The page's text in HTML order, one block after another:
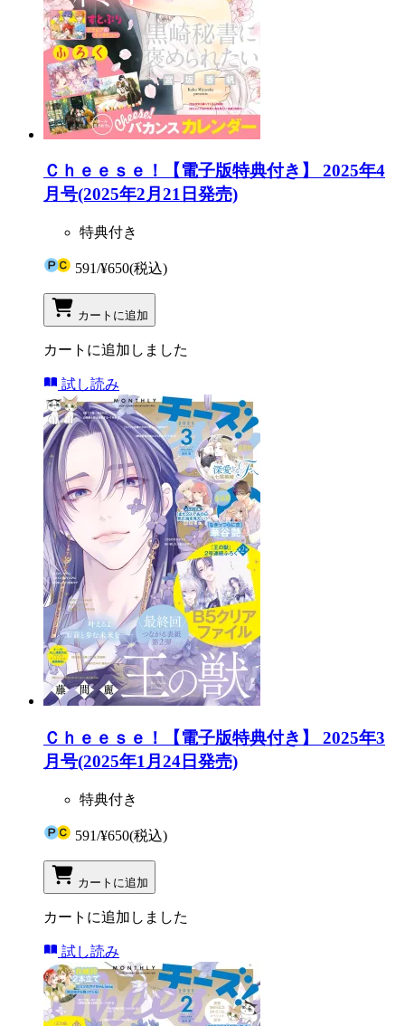
Ｃｈｅｅｓｅ！【電子版特典付き】 2025年4
月号(2025年2月21日発売)
特典付き
591/¥650(税込)
カートに追加
カートに追加しました
試し読み
Ｃｈｅｅｓｅ！【電子版特典付き】 2025年3
月号(2025年1月24日発売)
特典付き
591/¥650(税込)
カートに追加
カートに追加しました
試し読み